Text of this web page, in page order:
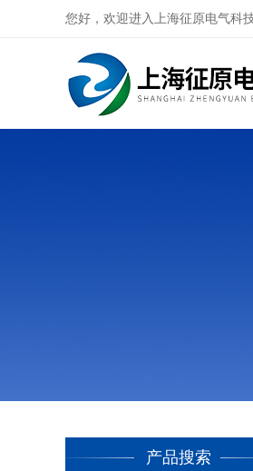
您好，欢迎进入上海征原电气科
产品搜索